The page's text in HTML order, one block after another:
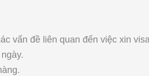
vấn đề liên quan đến việc xin